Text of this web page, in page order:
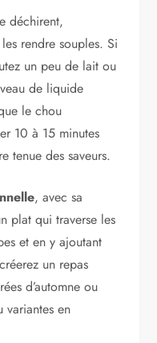
déchirent,
rendre souples. Si
un peu de lait ou
de liquide
le chou
10 à 15 minutes
tenue des saveurs.
, avec sa
plat qui traverse les
et en y ajoutant
un repas
d’automne ou
variantes en